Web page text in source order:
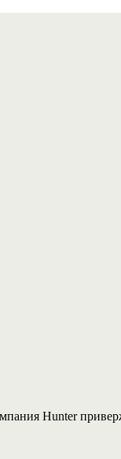
Hunter